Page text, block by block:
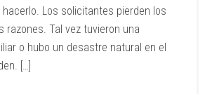
hacerlo. Los solicitantes pierden los
razones. Tal vez tuvieron una
o hubo un desastre natural en el
[…]